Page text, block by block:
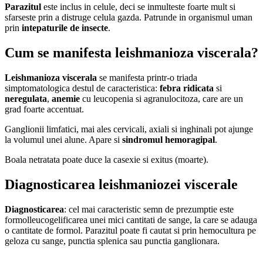
Parazitul este inclus in celule, deci se inmulteste foarte mult si
sfarseste prin a distruge celula gazda. Patrunde in organismul uman
prin intepaturile de insecte.
Cum se manifesta leishmanioza viscerala?
Leishmanioza viscerala se manifesta printr-o triada
simptomatologica destul de caracteristica: febra ridicata si
neregulata, anemie cu leucopenia si agranulocitoza, care are un
grad foarte accentuat.
Ganglionii limfatici, mai ales cervicali, axiali si inghinali pot ajunge
la volumul unei alune. Apare si sindromul hemoragipal.
Boala netratata poate duce la casexie si exitus (moarte).
Diagnosticarea leishmaniozei viscerale
Diagnosticarea: cel mai caracteristic semn de prezumptie este
formolleucogelificarea unei mici cantitati de sange, la care se adauga
o cantitate de formol. Parazitul poate fi cautat si prin hemocultura pe
geloza cu sange, punctia splenica sau punctia ganglionara.